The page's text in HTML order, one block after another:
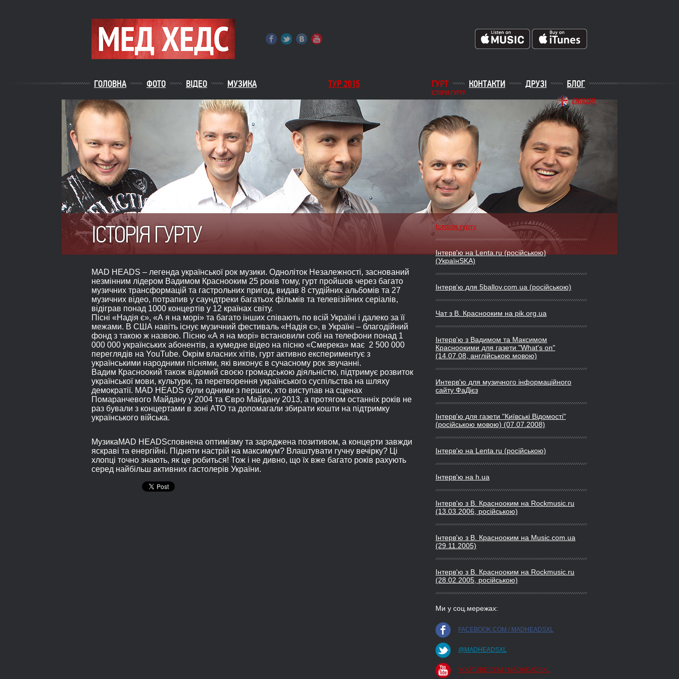
ENGLISH
ГОЛОВНА ФОТО ВІДЕО МУЗИКА ТУР 2015 ГУРТ
ІСТОРІЯ ГУРТУ
КОНТАКТИ ДРУЗІ БЛОГ
Історія гурту
Інтерв'ю на Lenta.ru (російською)
(УкраїнSKA)
Інтерв'ю для 5ballov.com.ua (російською)
Чат з В. Краснооким на pik.org.ua
Інтерв'ю з Вадимом та Максимом
Красноокими для газети "What's on"
(14.07.08, англійською мовою)
Интерв'ю для музичного інформаційного
сайту ФаДієз
Інтерв'ю для газети "Київські Відомості"
(російською мовою) (07.07.2008)
Інтерв'ю на Lenta.ru (російською)
Інтерв'ю на h.ua
Iнтерв'ю з В. Краснооким на Rockmusic.ru
(13.03.2006, росiйською)
Iнтерв'ю з В. Краснооким на Music.com.ua
(29.11.2005)
Iнтерв'ю з В. Краснооким на Rockmusic.ru
(28.02.2005, росiйською)
Ми у соц.мережах:
FACEBOOK.COM / MADHEADSXL
@MADHEADSXL
YOUTUBE.COM / MADHEADSXL
ІСТОРІЯ ГУРТУ
MAD HEADS – легенда української рок музики. Одноліток Незалежності, заснований
незмінним лідером Вадимом Краснооким 25 років тому, гурт пройшов через багато
музичних трансформацій та гастрольних пригод, видав 8 студійних альбомів та 27
музичних відео, потрапив у саундтреки багатьох фільмів та телевізійних серіалів,
відіграв понад 1000 концертів у 12 країнах світу.
Пісні «Надія є», «А я на морі» та багато інших співають по всій Україні і далеко за її
межами. В США навіть існує музичний фестиваль «Надія є», в Україні – благодійний
фонд з такою ж назвою. Пісню «А я на морі» встановили собі на телефони понад 1
000 000 українських абонентів, а кумедне відео на пісню «Смерека» має 2 500 000
переглядів на YouTube. Окрім власних хітів, гурт активно експериментує з
українськими народними піснями, які виконує в сучасному рок звучанні.
Вадим Красноокий також відомий своєю громадською діяльністю, підтримує розвиток
української мови, культури, та перетворення українського суспільства на шляху
демократії. MAD HEADS були одними з перших, хто виступав на сценах
Помаранчевого Майдану у 2004 та Євро Майдану 2013, а протягом останніх років не
раз бували з концертами в зоні АТО та допомагали збирати кошти на підтримку
українського війська.
МузикаMAD HEADSсповнена оптимізму та заряджена позитивом, а концерти завжди
яскраві та енергійні. Підняти настрій на максимум? Влаштувати гучну вечірку? Ці
хлопці точно знають, як це робиться! Тож і не дивно, що їх вже багато років рахують
серед найбільш активних гастолерів України.